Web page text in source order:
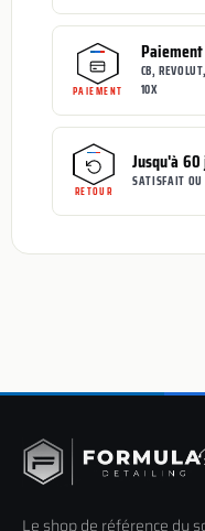
PAIEMENT
CB,
10X
RETOUR
Jusqu'à
SATISFAIT OU
Le shop de référence du